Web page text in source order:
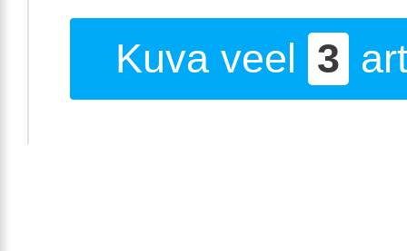
Kuva veel 3